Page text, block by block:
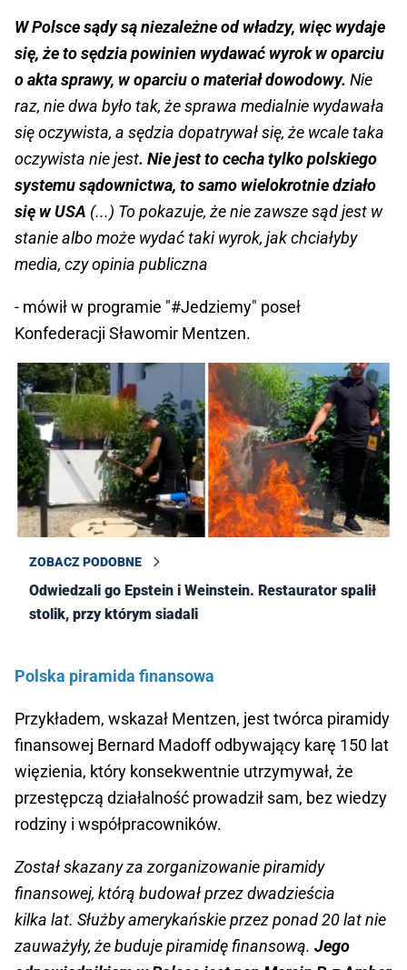
W Polsce sądy są niezależne od władzy, więc wydaje
się, że to sędzia powinien wydawać wyrok w oparciu
o akta sprawy, w oparciu o materiał dowodowy. Nie
raz, nie dwa było tak, że sprawa medialnie wydawała
się oczywista, a sędzia dopatrywał się, że wcale taka
oczywista nie jest. Nie jest to cecha tylko polskiego
systemu sądownictwa, to samo wielokrotnie działo
się w USA (...) To pokazuje, że nie zawsze sąd jest w
stanie albo może wydać taki wyrok, jak chciałyby
media, czy opinia publiczna
- mówił w programie "#Jedziemy" poseł
Konfederacji Sławomir Mentzen.
ZOBACZ PODOBNE
Odwiedzali go Epstein i Weinstein. Restaurator spalił
stolik, przy którym siadali
Polska piramida finansowa
Przykładem, wskazał Mentzen, jest twórca piramidy
finansowej Bernard Madoff odbywający karę 150 lat
więzienia, który konsekwentnie utrzymywał, że
przestępczą działalność prowadził sam, bez wiedzy
rodziny i współpracowników.
Został skazany za zorganizowanie piramidy
finansowej, którą budował przez dwadzieścia
kilka lat. Służby amerykańskie przez ponad 20 lat nie
zauważyły, że buduje piramidę finansową. Jego